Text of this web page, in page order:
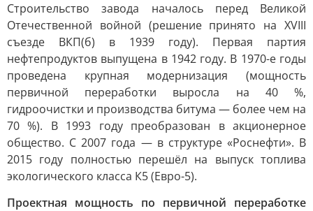
Строительство завода началось перед Великой
Отечественной войной (решение принято на XVIII
съезде ВКП(б) в 1939 году). Первая партия
нефтепродуктов выпущена в 1942 году. В 1970-е годы
проведена крупная модернизация (мощность
первичной переработки выросла на 40 %,
гидроочистки и производства битума — более чем на
70 %). В 1993 году преобразован в акционерное
общество. С 2007 года — в структуре «Роснефти». В
2015 году полностью перешёл на выпуск топлива
экологического класса К5 (Евро-5).
Проектная мощность по первичной переработке